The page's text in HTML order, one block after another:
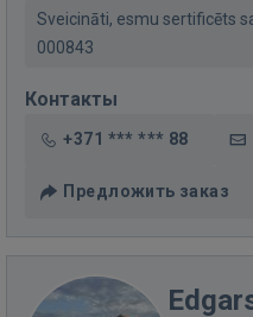
Sveicināti, esmu sertificēts
000843
Контакты
+371 *** *** 88
Предложить заказ